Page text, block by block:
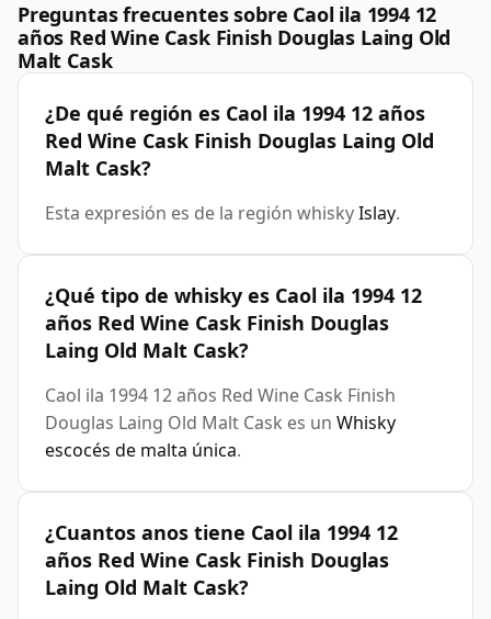
Preguntas frecuentes sobre Caol ila 1994 12
años Red Wine Cask Finish Douglas Laing Old
Malt Cask
¿De qué región es Caol ila 1994 12 años
Red Wine Cask Finish Douglas Laing Old
Malt Cask?
Esta expresión es de la región whiskyIslay.
¿Qué tipo de whisky es Caol ila 1994 12
años Red Wine Cask Finish Douglas
Laing Old Malt Cask?
Caol ila 1994 12 años Red Wine Cask Finish
Douglas Laing Old Malt Cask es un Whisky
escocés de malta única.
¿Cuantos anos tiene Caol ila 1994 12
años Red Wine Cask Finish Douglas
Laing Old Malt Cask?